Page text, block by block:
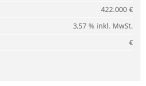
422.000 €
3,57 % inkl. MwSt.
€